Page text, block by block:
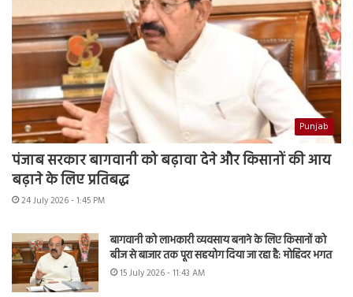
Punjab
पंजाब सरकार बागवानी को बढ़ावा देने और किसानों की आय
बढ़ाने के लिए प्रतिबद्ध
24 July 2026 - 1:45 PM
बागवानी को लाभकारी व्यवसाय बनाने के लिए किसानों को
बीज से बाजार तक पूरा सहयोग दिया जा रहा है: मोहिंदर भगत
15 July 2026 - 11:43 AM